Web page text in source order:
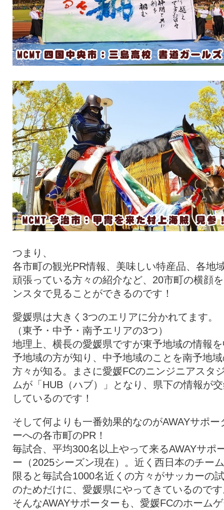
つまり、
各市町の観光PR情報、美味しい特産品、各地
頑張っている方々の紹介など、20市町の横顔
ンスタで見ることができるのです！
愛媛県は大きく3つのエリアに分かれてます。
（東予・中予・南予エリアの3つ）
地理上、横長の愛媛県ですが東予地域の情報
予地域の方が知り、中予地域のことを南予地
方々が知る。まさに愛媛FCのニンジニアスタ
ムが「HUB（ハブ）」となり、県下の情報が
しているのです！
そして何よりも一番効果的なのがAWAYサポー
ーへの各市町のPR！
毎試合、平均300名以上やって来るAWAYサポ
ー（2025シーズン現在）。近く西日本のチー
限ると毎試合1000名近くの方々がサッカーの
のためだけに、愛媛県にやってきているので
そんなAWAYサポーターも、愛媛FCのホーム